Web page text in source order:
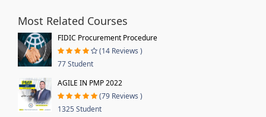
Most Related Courses
FIDIC Procurement Procedure
(14 Reviews )
77 Student
AGILE IN PMP 2022
(79 Reviews )
1325 Student